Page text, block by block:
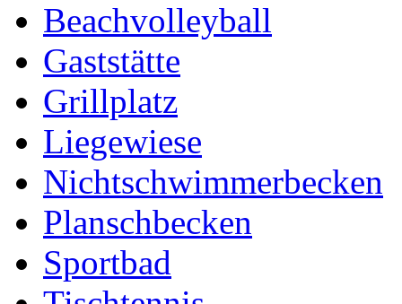
Beachvolleyball
Gaststätte
Grillplatz
Liegewiese
Nichtschwimmerbecken
Planschbecken
Sportbad